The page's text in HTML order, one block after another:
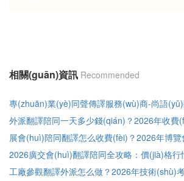
相關(guān)資訊 Recommended